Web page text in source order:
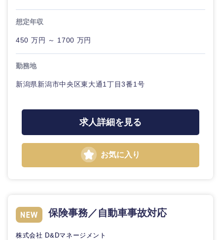
想定年収
450 万円 ～ 1700 万円
勤務地
新潟県新潟市中央区東大通1丁目3番1号
求人詳細を見る
お気に入り
保険事務／自動車事故対応
株式会社 D&Dマネージメント